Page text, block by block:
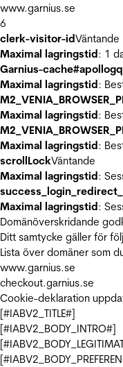
www.garnius.se
6
clerk-visitor-idVäntande
Maximal lagringstid: 1
Garnius-
Maximal lagringstid:
Maximal lagringstid:
Maximal lagringstid:
scrollLockVäntande
Maximal lagringstid:
Maximal lagringstid:
Domänöverskridande
Ditt samtycke gäller för
Lista över domäner som
www.garnius.se
checkout.garnius.se
Cookie-deklaration
[#IABV2_TITLE#]
[#IABV2_BODY_INTRO#]